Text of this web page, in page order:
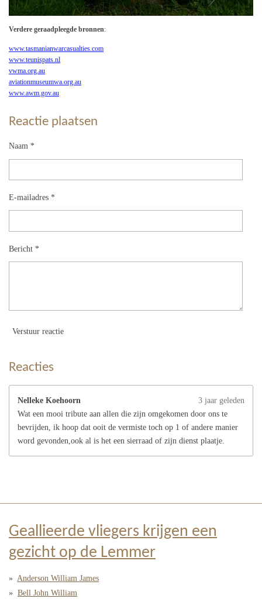
Verdere geraadpleegde bronnen:
www.tasmanianwarcasualties.com
www.teunispats.nl
vwma.org.au
aviationmuseumwa.org.au
www.awm.gov.au
Reactie plaatsen
Naam *
E-mailadres *
Bericht *
Verstuur reactie
Reacties
Nelleke Koehoorn
3 jaar geleden
Wat een mooi tribute aan allen die zijn omgekomen door ons te
bevrijden, ik hoop dat ooit de vermiste toch op 1 of andere manier
word gevonden,ook al is het een sierraad of zijn dienst plaatje.
Geallieerde vliegers krijgen een
gezicht op de Lemmer
Anderson William James
Bell John William